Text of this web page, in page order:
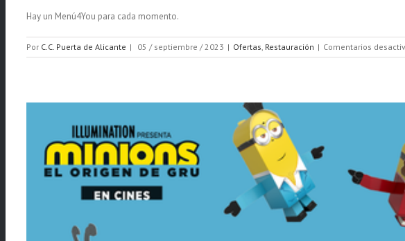
Hay un Menú4You para cada momento.
Por C.C. Puerta de Alicante | 05 / septiembre / 2023 | Ofertas, Restauración | Comentarios